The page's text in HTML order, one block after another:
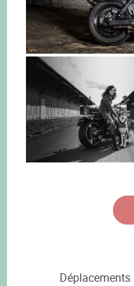
Déplacements